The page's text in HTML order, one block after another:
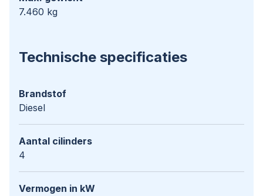
7.460 kg
Technische specificaties
Brandstof
Diesel
Aantal cilinders
4
Vermogen in kW